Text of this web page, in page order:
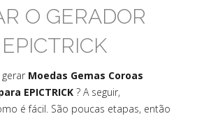
O GERADOR
EPICTRICK
Moedas Gemas Coroas
EPICTRICK ? A seguir,
é fácil. São poucas etapas, então